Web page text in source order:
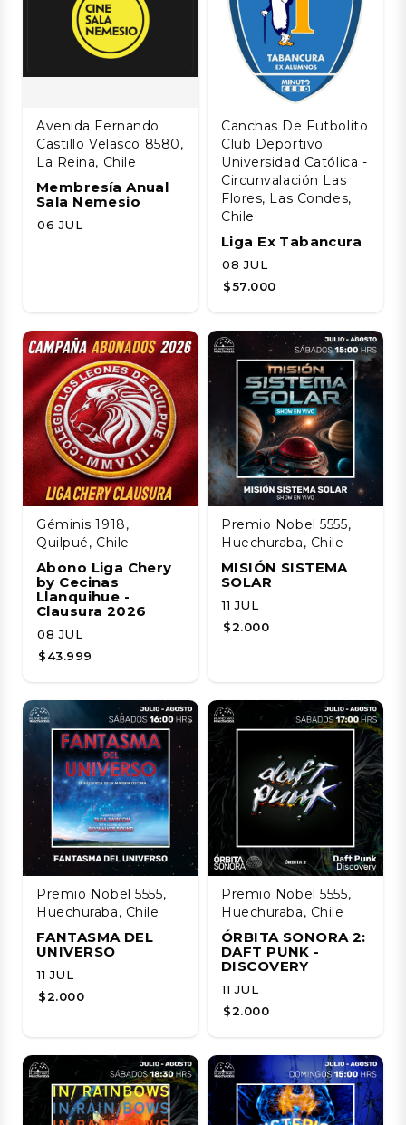
Avenida Fernando
Castillo Velasco 8580,
La Reina, Chile
Membresía Anual
Sala Nemesio
06 JUL
Canchas De Futbolito
Club Deportivo
Universidad Católica -
Circunvalación Las
Flores, Las Condes,
Chile
Liga Ex Tabancura
08 JUL
$57.000
Géminis 1918,
Quilpué, Chile
Abono Liga Chery
by Cecinas
Llanquihue -
Clausura 2026
08 JUL
$43.999
Premio Nobel 5555,
Huechuraba, Chile
MISIÓN SISTEMA
SOLAR
11 JUL
$2.000
Premio Nobel 5555,
Huechuraba, Chile
FANTASMA DEL
UNIVERSO
11 JUL
$2.000
Premio Nobel 5555,
Huechuraba, Chile
ÓRBITA SONORA 2:
DAFT PUNK -
DISCOVERY
11 JUL
$2.000